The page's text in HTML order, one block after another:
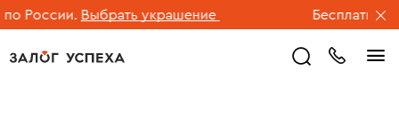
России. Выбрать украшение Бесплатная